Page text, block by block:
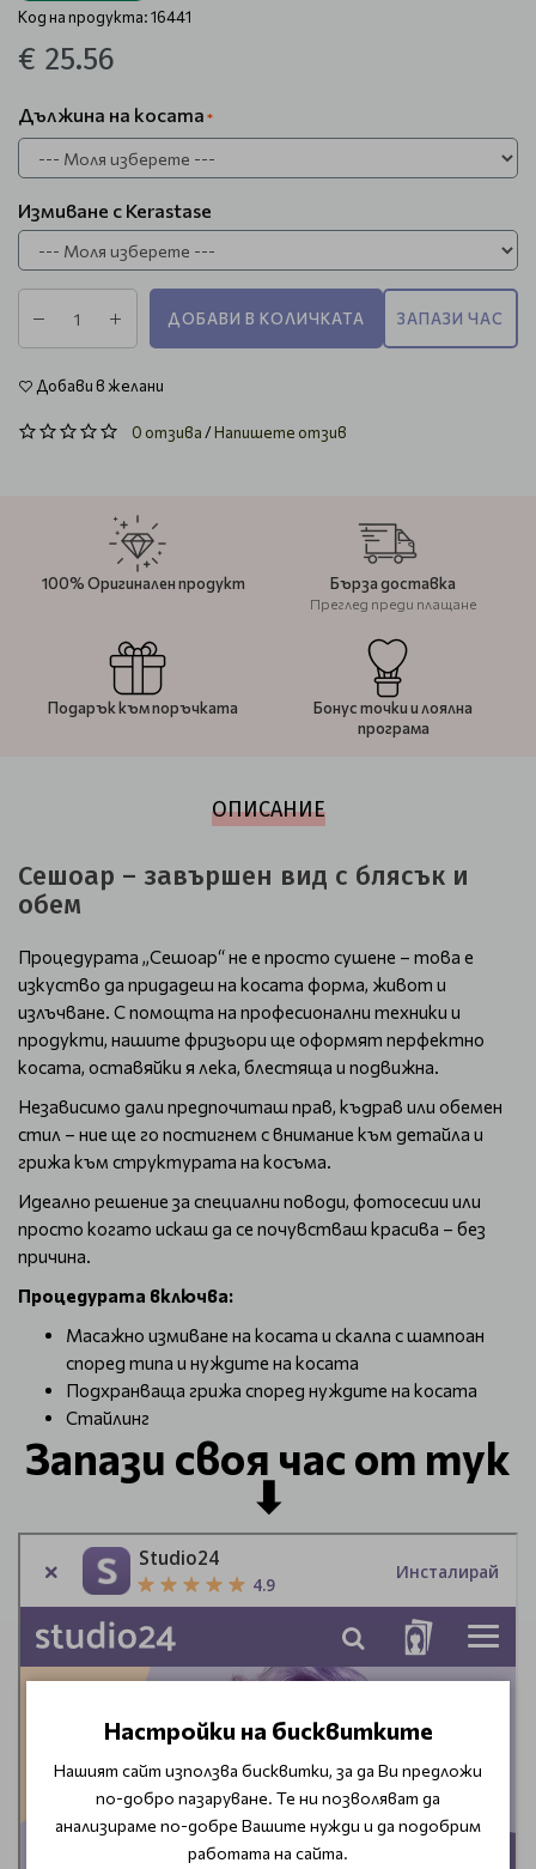
Код на продукта: 16441
€ 25.56
Дължина на косата
Измиване с Kerastase
ДОБАВИ В КОЛИЧКАТА ЗАПАЗИ ЧАС
Добави в желани
0 отзива/Напишете отзив
100% Оригинален продукт Бърза доставка
Преглед преди плащане
Подарък към поръчката
Бонус точки и лоялна
програма
ОПИСАНИЕ
Сешоар – завършен вид с блясък и
обем
Процедурата „Сешоар“ не е просто сушене – това е
изкуство да придадеш на косата форма, живот и
излъчване. С помощта на професионални техники и
продукти, нашите фризьори ще оформят перфектно
косата, оставяйки я лека, блестяща и подвижна.
Независимо дали предпочиташ прав, къдрав или обемен
стил – ние ще го постигнем с внимание към детайла и
грижа към структурата на косъма.
Идеално решение за специални поводи, фотосесии или
просто когато искаш да се почувстваш красива – без
причина.
Процедурата включва:
Масажно измиване на косата и скалпа с шампоан
според типа и нуждите на косата
Подхранваща грижа според нуждите на косата
Стайлинг
Запази своя час от тук
⬇
Настройки на бисквитките
Нашият сайт използва бисквитки, за да Ви предложи
по-добро пазаруване. Те ни позволяват да
анализираме по-добре Вашите нужди и да подобрим
работата на сайта.